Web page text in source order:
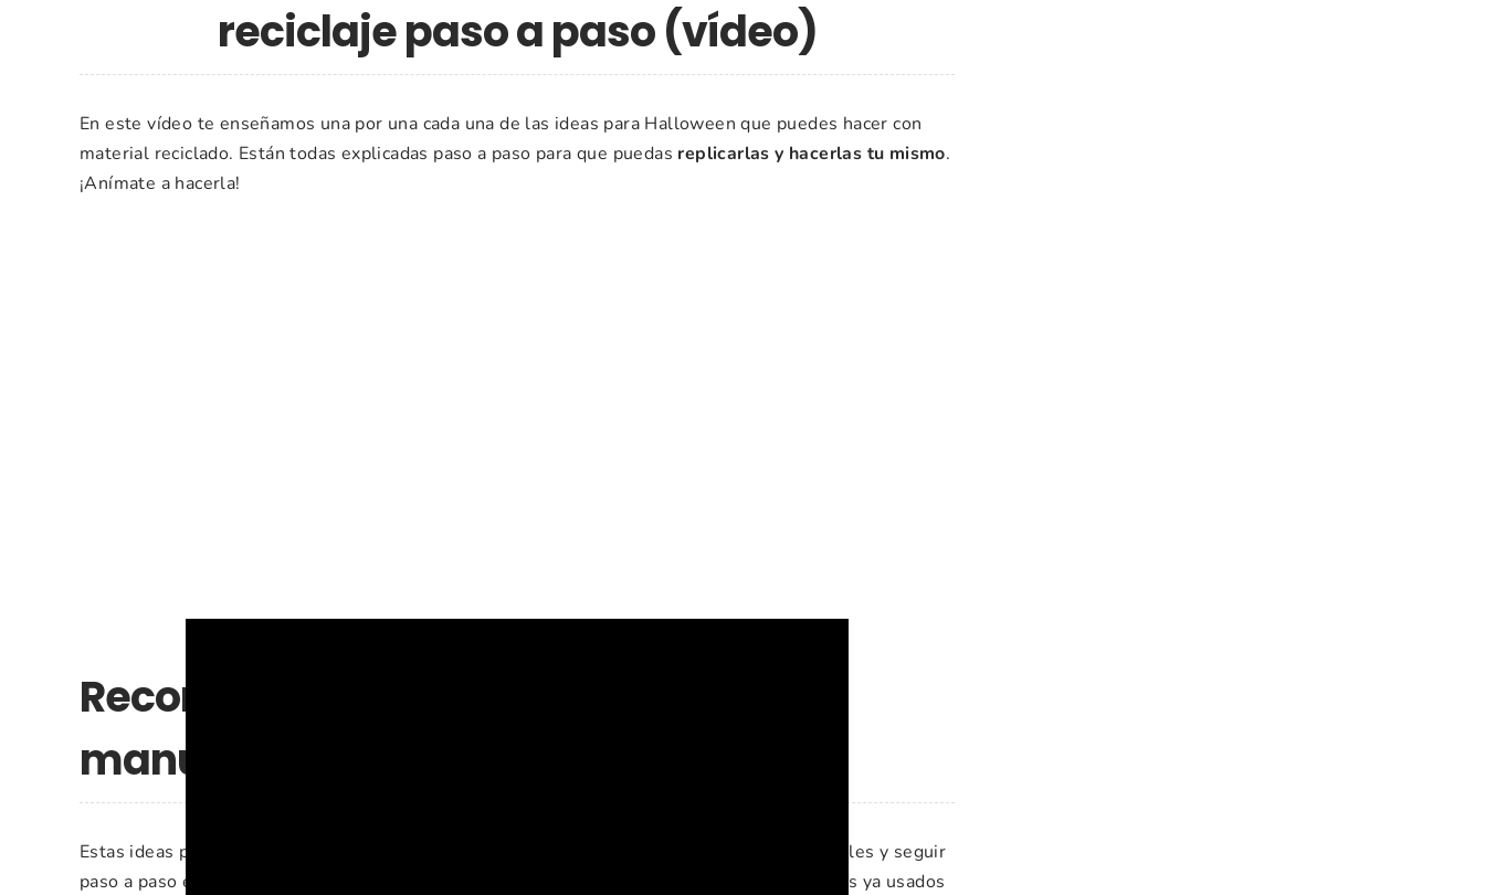
reciclaje paso a paso (vídeo)
En este vídeo te enseñamos una por una cada una de las ideas para Halloween que puedes hacer con
material reciclado. Están todas explicadas paso a paso para que puedas replicarlas y hacerlas tu mismo.
¡Anímate a hacerla!
Recomendaciones e ideas para esta
manualidad
Estas ideas para Halloween son muy sencillas de realizar. Solo tienes que coger los materiales y seguir
paso a paso el tutorial, por lo que te recomiendo que con tiempo vayas guardando materiales ya usados